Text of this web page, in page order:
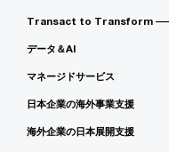
Transact to Transform
データ＆AI
マネージドサービス
日本企業の海外事業支援
海外企業の日本展開支援